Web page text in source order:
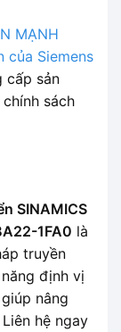
MẠNH
của Siemens
cấp sản
sách
SINAMICS
1FA0 là
truyền
định vị
nâng
hệ ngay